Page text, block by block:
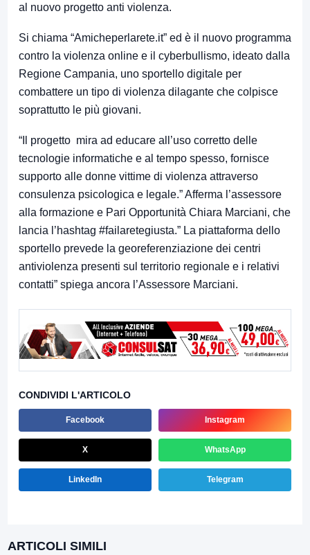
al nuovo progetto anti violenza.
Si chiama “Amicheperlarete.it” ed è il nuovo programma
contro la violenza online e il cyberbullismo, ideato dalla
Regione Campania, uno sportello digitale per
combattere un tipo di violenza dilagante che colpisce
soprattutto le più giovani.
“Il progetto mira ad educare all’uso corretto delle
tecnologie informatiche e al tempo spesso, fornisce
supporto alle donne vittime di violenza attraverso
consulenza psicologica e legale.” Afferma l’assessore
alla formazione e Pari Opportunità Chiara Marciani, che
lancia l’hashtag #failaretegiusta.” La piattaforma dello
sportello prevede la georeferenziazione dei centri
antiviolenza presenti sul territorio regionale e i relativi
contatti” spiega ancora l’Assessore Marciani.
CONDIVIDI L'ARTICOLO
Facebook Instagram
X WhatsApp
LinkedIn Telegram
ARTICOLI SIMILI